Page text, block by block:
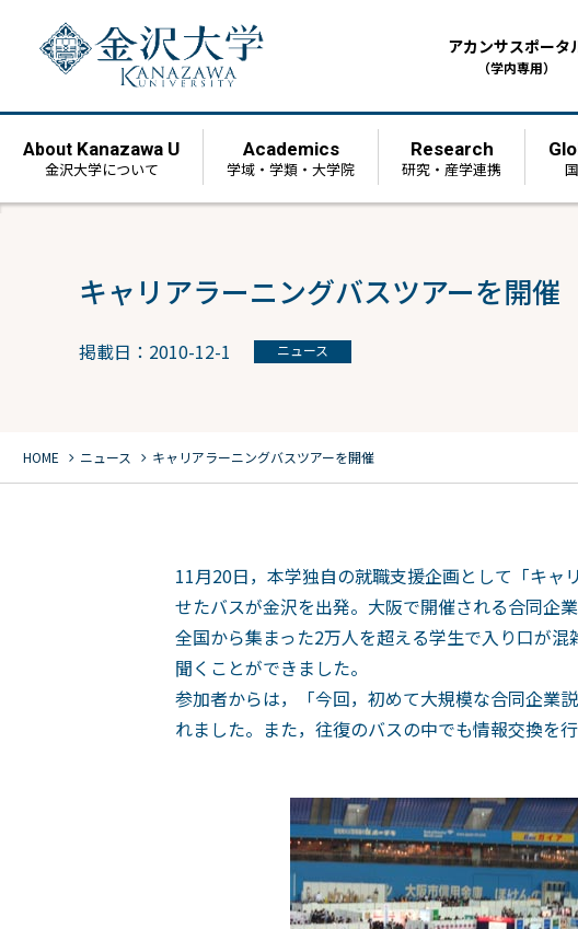
アカンサスポータ
（学内専用）
About Kanazawa U
金沢大学について
Academics
学域・学類・大学院
Research
研究・産学連携
キャリアラーニングバスツアーを開催
掲載日：2010-12-1 ニュース
HOME chevron_right ニュース chevron_right キャリアラーニングバスツアーを開催
11月20日，本学独自の就職支援企画として「キ
せたバスが金沢を出発。大阪で開催される合同企
全国から集まった2万人を超える学生で入り口が
聞くことができました。
参加者からは，「今回，初めて大規模な合同企業
れました。また，往復のバスの中でも情報交換を